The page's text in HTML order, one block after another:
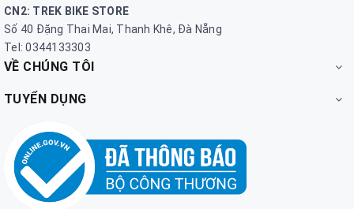
CN2: TREK BIKE STORE
Số 40 Đặng Thai Mai, Thanh Khê, Đà Nẵng
Tel: 0344133303
VỀ CHÚNG TÔI
TUYỂN DỤNG